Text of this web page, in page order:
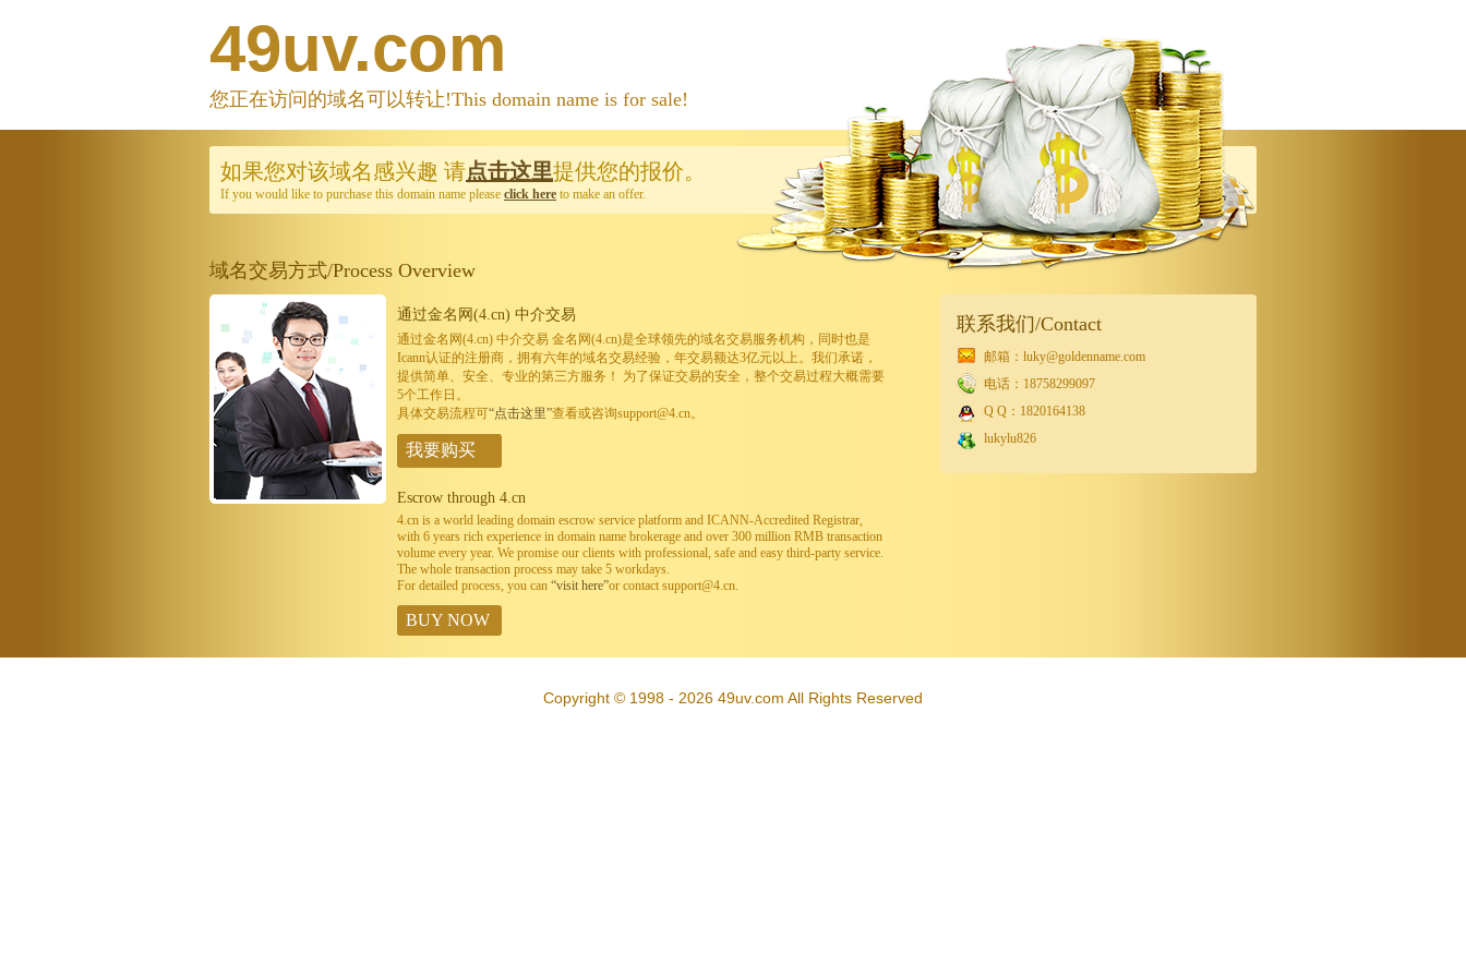
49uv.com
您正在访问的域名可以转让!This domain name is for sale!
如果您对该域名感兴趣 请点击这里提供您的报价。
If you would like to purchase this domain name please click here to make an offer.
域名交易方式/Process Overview
通过金名网(4.cn) 中介交易
通过金名网(4.cn) 中介交易 金名网(4.cn)是全球领先的域名交易服务机构，同时也是
Icann认证的注册商，拥有六年的域名交易经验，年交易额达3亿元以上。我们承诺，
提供简单、安全、专业的第三方服务！ 为了保证交易的安全，整个交易过程大概需要
5个工作日。
具体交易流程可“点击这里”查看或咨询support@4.cn。
我要购买
Escrow through 4.cn
4.cn is a world leading domain escrow service platform and ICANN-Accredited Registrar,
with 6 years rich experience in domain name brokerage and over 300 million RMB transaction
volume every year. We promise our clients with professional, safe and easy third-party service.
The whole transaction process may take 5 workdays.
For detailed process, you can “visit here”or contact support@4.cn.
BUY NOW
联系我们/Contact
邮箱：luky@goldenname.com
电话：18758299097
Q Q：1820164138
lukylu826
Copyright © 1998 - 2026 49uv.com All Rights Reserved